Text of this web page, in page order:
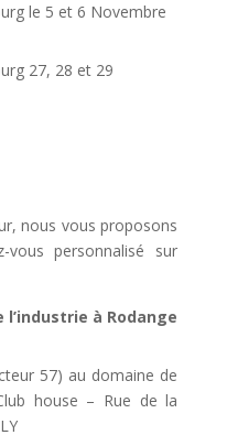
le 5 et 6 Novembre
27, 28 et 29
nous vous proposons
personnalisé sur
à Rodange
57) au domaine de
house – Rue de la